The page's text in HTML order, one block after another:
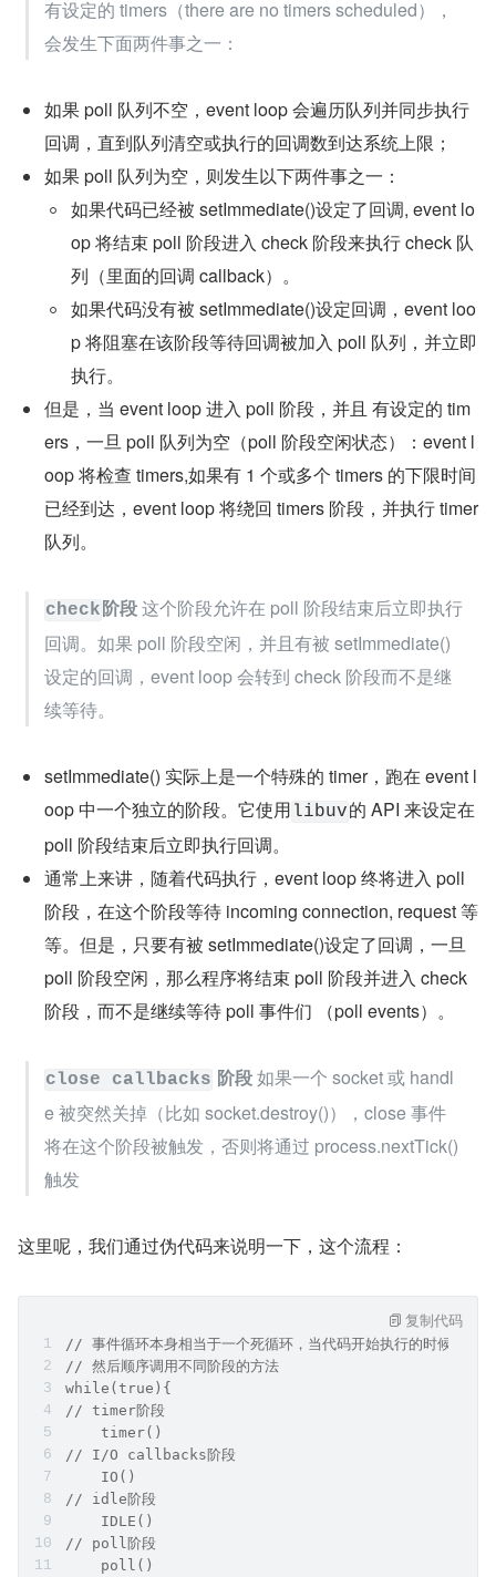
有设定的 timers（there are no timers scheduled），
会发生下面两件事之一：
如果 poll 队列不空，event loop 会遍历队列并同步执行
回调，直到队列清空或执行的回调数到达系统上限；
如果 poll 队列为空，则发生以下两件事之一：
如果代码已经被 setImmediate()设定了回调, event lo
op 将结束 poll 阶段进入 check 阶段来执行 check 队
列（里面的回调 callback）。
如果代码没有被 setImmediate()设定回调，event loo
p 将阻塞在该阶段等待回调被加入 poll 队列，并立即
执行。
但是，当 event loop 进入 poll 阶段，并且 有设定的 tim
ers，一旦 poll 队列为空（poll 阶段空闲状态）：event l
oop 将检查 timers,如果有 1 个或多个 timers 的下限时间
已经到达，event loop 将绕回 timers 阶段，并执行 timer
队列。
check阶段 这个阶段允许在 poll 阶段结束后立即执行
回调。如果 poll 阶段空闲，并且有被 setImmediate()
设定的回调，event loop 会转到 check 阶段而不是继
续等待。
setImmediate() 实际上是一个特殊的 timer，跑在 event l
oop 中一个独立的阶段。它使用 libuv的 API 来设定在
poll 阶段结束后立即执行回调。
通常上来讲，随着代码执行，event loop 终将进入 poll
阶段，在这个阶段等待 incoming connection, request 等
等。但是，只要有被 setImmediate()设定了回调，一旦
poll 阶段空闲，那么程序将结束 poll 阶段并进入 check
阶段，而不是继续等待 poll 事件们 （poll events）。
close callbacks 阶段 如果一个 socket 或 handl
e 被突然关掉（比如 socket.destroy()），close 事件
将在这个阶段被触发，否则将通过 process.nextTick()
触发
这里呢，我们通过伪代码来说明一下，这个流程：
// 事件循环本身相当于一个死循环，当代码开始执行的时候，事
// 然后顺序调用不同阶段的方法
while(true){
// timer阶段
    timer()
// I/O callbacks阶段
    IO()
// idle阶段
    IDLE()
// poll阶段
    poll()
复制代码